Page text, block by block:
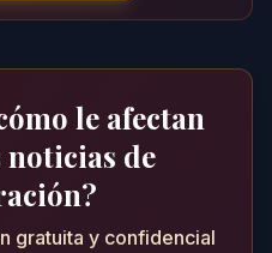
le afectan
de
gratuita y confidencial